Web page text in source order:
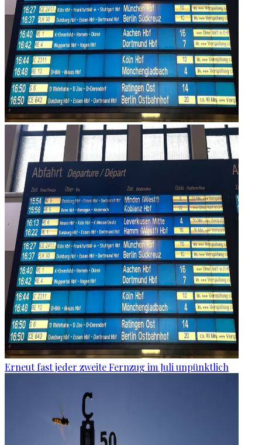
Erneut fast jeder zweite Fernzug im Juli unpünktlich